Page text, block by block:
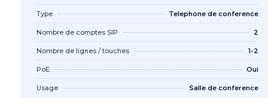
Type Telephone de conference
Nombre de comptes SIP 2
Nombre de lignes / touches 1-2
PoE Oui
Usage Salle de conference